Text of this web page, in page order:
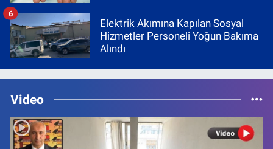
Elektrik Akımına Kapılan Sosyal
Hizmetler Personeli Yoğun Bakıma
Alındı
6
Video